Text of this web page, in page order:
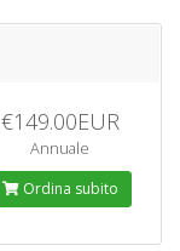
€149.00EUR
Annuale
Ordina subito